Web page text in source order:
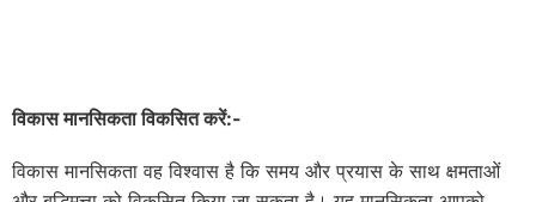
विकास मानसिकता विकसित करें:-
विकास मानसिकता वह विश्वास है कि समय और प्रयास के साथ क्षमताओं